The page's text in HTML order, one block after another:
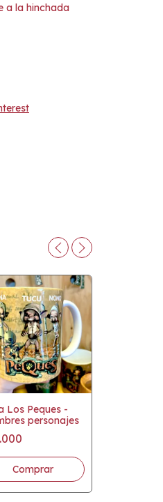
a la hinchada
Los Peques -
personajes